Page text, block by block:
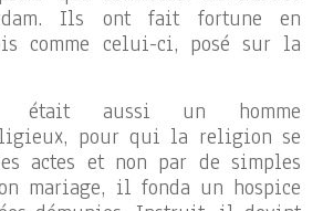
Ils ont fait fortune en
comme celui-ci, posé sur la
était aussi un homme
pour qui la religion se
actes et non par de simples
mariage, il fonda un hospice